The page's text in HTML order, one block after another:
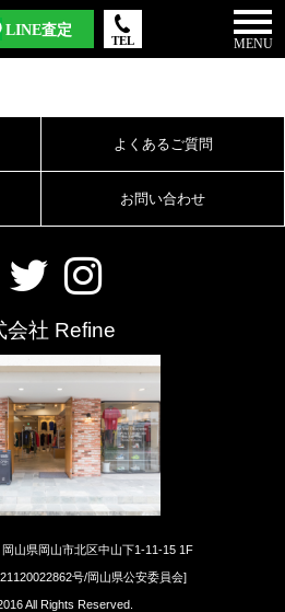
LINE査定
TEL MENU
よくあるご質問
お問い合わせ
会社 Refine
山県岡山市北区中山下1-11-15 1F
号/岡山県公安委員会]
All Rights Reserved.